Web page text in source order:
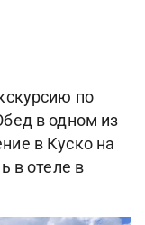
по
в одном из
в Куско на
в отеле в